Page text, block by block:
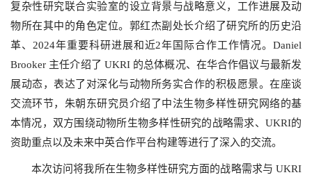
复杂性研究联合实验室的设立背景与战略意义，工作进展及动
物所在其中的角色定位。郭红杰副处长介绍了研究所的历史沿
革、2024年重要科研进展和近2年国际合作工作情况。Daniel
Brooker 主任介绍了 UKRI 的总体概况、在华合作倡议与最新发
展动态，表达了对深化与动物所务实合作的积极愿景。在座谈
交流环节，朱朝东研究员介绍了中法生物多样性研究网络的基
本情况，双方围绕动物所生物多样性研究的战略需求、UKRI的
资助重点以及未来中英合作平台构建等进行了深入的交流。
本次访问将我所在生物多样性研究方面的战略需求与 UKRI